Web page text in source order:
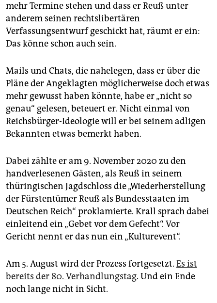
mehr Termine stehen und dass er Reuß unter
anderem seinen rechtslibertären
Verfassungsentwurf geschickt hat, räumt er ein:
Das könne schon auch sein.
Mails und Chats, die nahelegen, dass er über die
Pläne der Angeklagten möglicherweise doch etwas
mehr gewusst haben könnte, habe er „nicht so
genau“ gelesen, beteuert er. Nicht einmal von
Reichsbürger-Ideologie will er bei seinem adligen
Bekannten etwas bemerkt haben.
Dabei zählte er am 9. November 2020 zu den
handverlesenen Gästen, als Reuß in seinem
thüringischen Jagdschloss die „Wiederherstellung
der Fürstentümer Reuß als Bundesstaaten im
Deutschen Reich“ proklamierte. Krall sprach dabei
einleitend ein „Gebet vor dem Gefecht“. Vor
Gericht nennt er das nun ein „Kulturevent“.
Am 5. August wird der Prozess fortgesetzt. Es ist
bereits der 80. Verhandlungstag. Und ein Ende
noch lange nicht in Sicht.